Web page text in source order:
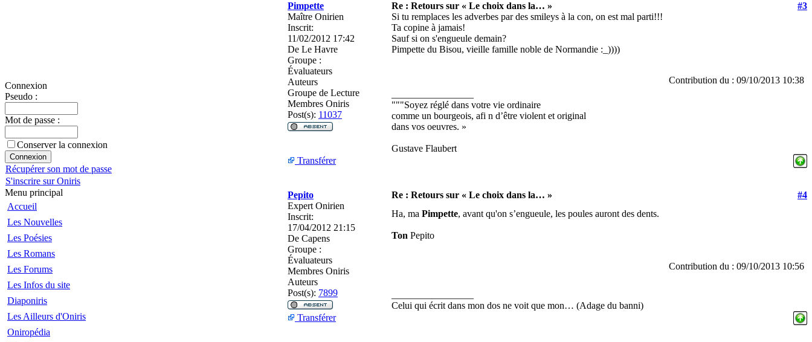
Connexion
Pseudo :
Mot de passe :
Conserver la connexion
Récupérer son mot de passe
S'inscrire sur Oniris
Menu principal
Accueil
Les Nouvelles
Les Poésies
Les Romans
Les Forums
Les Infos du site
Diaponiris
Les Ailleurs d'Oniris
Oniropédia
Pimpette Re : Retours sur « Le choix dans la… »
#3
Maître Onirien
Inscrit:
11/02/2012 17:42
De Le Havre
Groupe :
Évaluateurs
Auteurs
Groupe de Lecture
Membres Oniris
Post(s): 11037
Si tu remplaces les adverbes par des smileys à la con, on est mal parti!!!
Ta copine à jamais!
Sauf si on s'engueule demain?
Pimpette du Bisou, vieille famille noble de Normandie :_))))
Contribution du : 09/10/2013 10:38
"""Soyez réglé dans votre vie ordinaire
comme un bourgeois, afi n d’être violent et original
dans vos oeuvres. »
Gustave Flaubert
Transférer
Pepito Re : Retours sur « Le choix dans la… »
#4
Expert Onirien
Inscrit:
17/04/2012 21:15
De Capens
Groupe :
Évaluateurs
Membres Oniris
Auteurs
Post(s): 7899
Ha, ma Pimpette, avant qu'on s’engueule, les poules auront des dents.
Ton Pepito
Contribution du : 09/10/2013 10:56
Celui qui écrit dans mon dos ne voit que mon… (Adage du banni)
Transférer